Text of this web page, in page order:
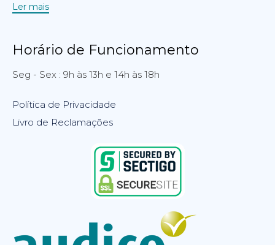
Ler mais
Horário de Funcionamento
Seg - Sex : 9h às 13h e 14h às 18h
Política de Privacidade
Livro de Reclamações